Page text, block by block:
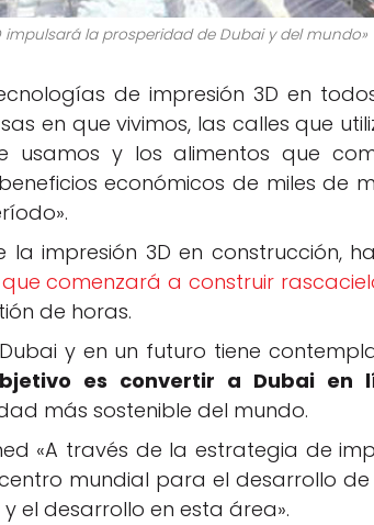
impulsará la prosperidad de Dubai y del mundo»
de impresión 3D en
en que vivimos, las calles que
y los alimentos que
económicos de miles de
impresión 3D en construcción,
comenzará a construir
de horas.
y en un futuro tiene
es convertir a Dubai en
más sostenible del mundo.
«A través de la estrategia de
mundial para el desarrollo
el desarrollo en esta área».